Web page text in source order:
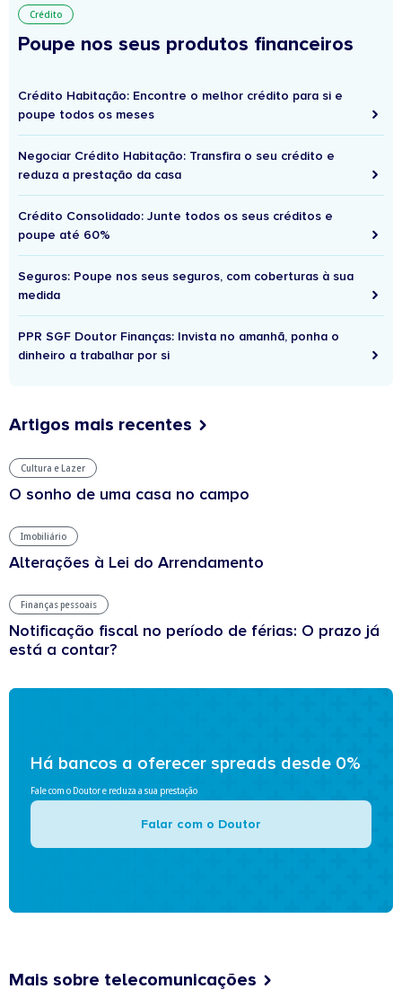
Crédito
Poupe nos seus produtos financeiros
Crédito Habitação: Encontre o melhor crédito para si e
poupe todos os meses
Negociar Crédito Habitação: Transfira o seu crédito e
reduza a prestação da casa
Crédito Consolidado: Junte todos os seus créditos e
poupe até 60%
Seguros: Poupe nos seus seguros, com coberturas à sua
medida
PPR SGF Doutor Finanças: Invista no amanhã, ponha o
dinheiro a trabalhar por si
Artigos mais recentes
Cultura e Lazer
O sonho de uma casa no campo
Imobiliário
Alterações à Lei do Arrendamento
Finanças pessoais
Notificação fiscal no período de férias: O prazo já
está a contar?
Há bancos a oferecer spreads desde 0%
Fale com o Doutor e reduza a sua prestação
Falar com o Doutor
Mais sobre telecomunicações